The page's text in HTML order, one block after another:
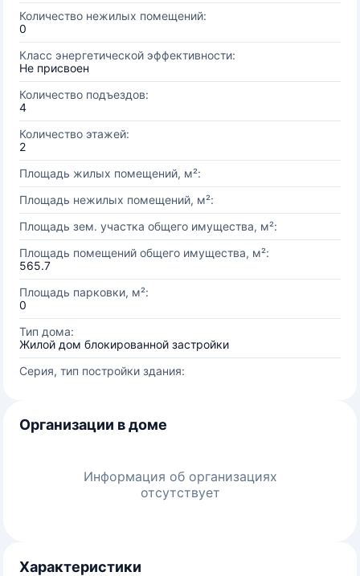
Количество нежилых помещений:
0
Класс энергетической эффективности:
Не присвоен
Количество подъездов:
4
Количество этажей:
2
Площадь жилых помещений, м²:
Площадь нежилых помещений, м²:
Площадь зем. участка общего имущества, м²:
Площадь помещений общего имущества, м²:
565.7
Площадь парковки, м²:
0
Тип дома:
Жилой дом блокированной застройки
Серия, тип постройки здания:
Организации в доме
Информация об организациях
отсутствует
Характеристики